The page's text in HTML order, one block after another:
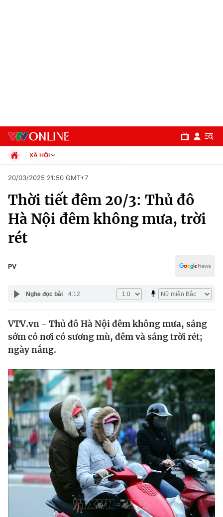
Chuyên mục
Chính trị
Thế giới
Thế giới đó đây
Câu chuyện quốc tế
Kinh tế
Tài chính
Thị trường
Góc doanh nghiệp
Dữ liệu và đời sống
Truyền hình
Phim VTV
Hậu trường
Nhân vật
Giải trí
Điện ảnh
Đời sống
XÃ HỘI
Xã hội
Pháp luật
Thể thao
Giáo dục
20/03/2025 21:50 GMT+7
Thời tiết đêm 20/3: Thủ đô
Hà Nội đêm không mưa, trời
rét
PV
Nghe đọc bài 4:12
VTV.vn - Thủ đô Hà Nội đêm không mưa, sáng
sớm có nơi có sương mù, đêm và sáng trời rét;
ngày nắng.